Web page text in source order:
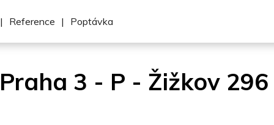
| Reference | Poptávka
Praha 3 - P - Žižkov 296